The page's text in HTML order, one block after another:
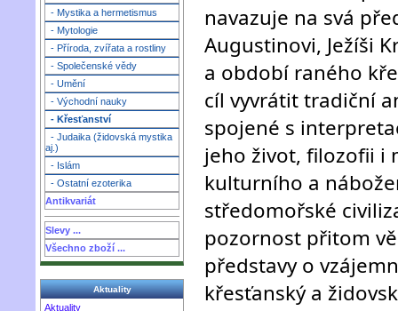
- Mystika a hermetismus
- Mytologie
- Příroda, zvířata a rostliny
- Společenské vědy
- Umění
- Východní nauky
- Křesťanství
- Judaika (židovská mystika
aj.)
- Islám
- Ostatní ezoterika
Antikvariát
Slevy ...
Všechno zboží ...
Aktuality
Aktuality
navazuje na svá
Augustinovi, Ježíši
a období raného
cíl vyvrátit tradiční
spojené s
jeho život, filozofii i
kulturního a
středomořské
pozornost přitom
představy o
křesťanský a